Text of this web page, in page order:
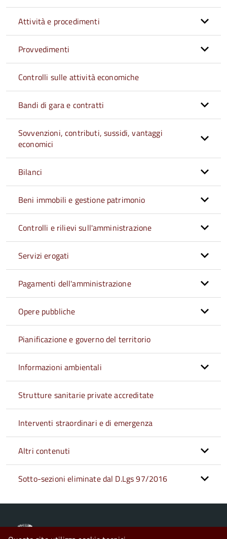
Attività e procedimenti
Provvedimenti
Controlli sulle attività economiche
Bandi di gara e contratti
Sovvenzioni, contributi, sussidi, vantaggi
economici
Bilanci
Beni immobili e gestione patrimonio
Controlli e rilievi sull'amministrazione
Servizi erogati
Pagamenti dell'amministrazione
Opere pubbliche
Pianificazione e governo del territorio
Informazioni ambientali
Strutture sanitarie private accreditate
Interventi straordinari e di emergenza
Altri contenuti
Sotto-sezioni eliminate dal D.Lgs 97/2016
Comune di Asuni